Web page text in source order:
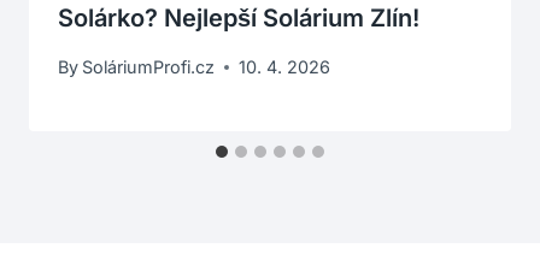
Solárko? Nejlepší Solárium Zlín!
By SoláriumProfi.cz 10. 4. 2026